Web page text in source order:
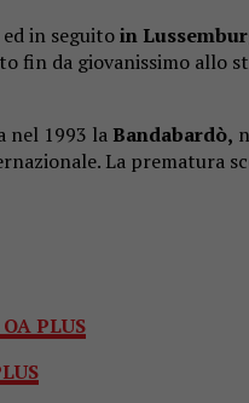
in seguitoin
fin da giovanissimo allo
nel 1993 la Bandabardò,
La prematura
PLUS